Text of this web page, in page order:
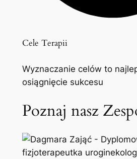
Cele Terapii
Wyznaczanie celów to
osiągnięcie sukcesu
Poznaj nasz